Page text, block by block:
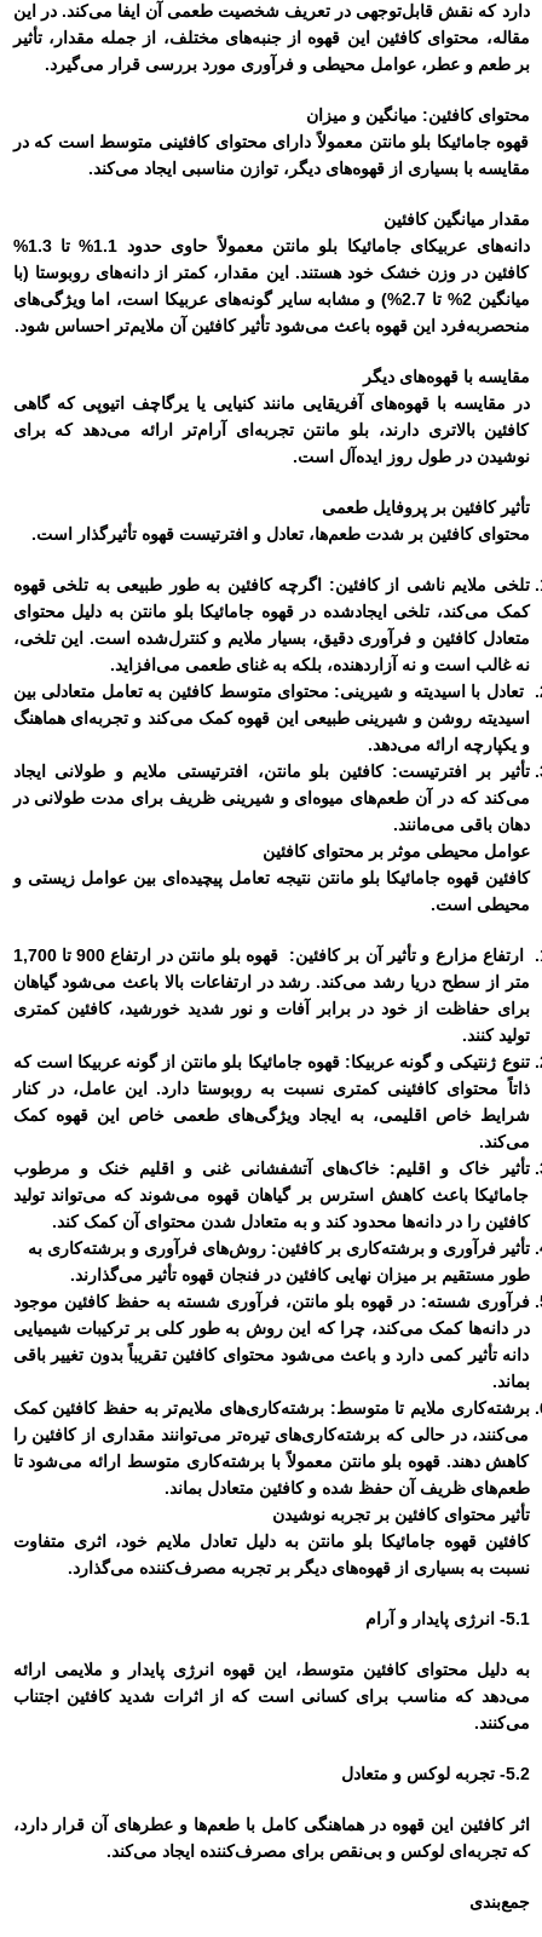
دارد که نقش قابل‌توجهی در تعریف شخصیت طعمی آن ایفا می‌کند. در این
مقاله، محتوای کافئین این قهوه از جنبه‌های مختلف، از جمله مقدار، تأثیر
بر طعم و عطر، عوامل محیطی و فرآوری مورد بررسی قرار می‌گیرد.
محتوای کافئین: میانگین و میزان
قهوه جامائیکا بلو مانتن معمولاً دارای محتوای کافئینی متوسط است که در
مقایسه با بسیاری از قهوه‌های دیگر، توازن مناسبی ایجاد می‌کند.
مقدار میانگین کافئین
دانه‌های عربیکای جامائیکا بلو مانتن معمولاً حاوی حدود 1.1% تا 1.3%
کافئین در وزن خشک خود هستند. این مقدار، کمتر از دانه‌های روبوستا (با
میانگین 2% تا 2.7%) و مشابه سایر گونه‌های عربیکا است، اما ویژگی‌های
منحصر‌به‌فرد این قهوه باعث می‌شود تأثیر کافئین آن ملایم‌تر احساس شود.
مقایسه با قهوه‌های دیگر
در مقایسه با قهوه‌های آفریقایی مانند کنیایی یا یرگاچف اتیوپی که گاهی
کافئین بالاتری دارند، بلو مانتن تجربه‌ای آرام‌تر ارائه می‌دهد که برای
نوشیدن در طول روز ایده‌آل است.
تأثیر کافئین بر پروفایل طعمی
محتوای کافئین بر شدت طعم‌ها، تعادل و افترتیست قهوه تأثیرگذار است.
تلخی ملایم ناشی از کافئین:
اگرچه کافئین به طور طبیعی به تلخی قهوه
کمک می‌کند، تلخی ایجاد‌شده در قهوه جامائیکا بلو مانتن به دلیل محتوای
متعادل کافئین و فرآوری دقیق، بسیار ملایم و کنترل‌شده است. این تلخی،
نه غالب است و نه آزاردهنده، بلکه به غنای طعمی می‌افزاید.
تعادل با اسیدیته و شیرینی: محتوای متوسط کافئین به تعامل متعادلی بین
اسیدیته روشن و شیرینی طبیعی این قهوه کمک می‌کند و تجربه‌ای هماهنگ
و یکپارچه ارائه می‌دهد.
تأثیر بر افترتیست: کافئین بلو مانتن، افترتیستی ملایم و طولانی ایجاد
می‌کند که در آن طعم‌های میوه‌ای و شیرینی ظریف برای مدت طولانی در
دهان باقی می‌مانند.
عوامل محیطی موثر بر محتوای کافئین
کافئین قهوه جامائیکا بلو مانتن نتیجه تعامل پیچیده‌ای بین عوامل زیستی و
محیطی است.
ارتفاع مزارع و تأثیر آن بر کافئین:
قهوه بلو مانتن در ارتفاع 900 تا 1,700
متر از سطح دریا رشد می‌کند. رشد در ارتفاعات بالا باعث می‌شود گیاهان
برای حفاظت از خود در برابر آفات و نور شدید خورشید، کافئین کمتری
تولید کنند.
تنوع ژنتیکی و گونه عربیکا: قهوه جامائیکا بلو مانتن از گونه عربیکا است که
ذاتاً محتوای کافئینی کمتری نسبت به روبوستا دارد. این عامل، در کنار
شرایط خاص اقلیمی، به ایجاد ویژگی‌های طعمی خاص این قهوه کمک
می‌کند.
تأثیر خاک و اقلیم: خاک‌های آتشفشانی غنی و اقلیم خنک و مرطوب
جامائیکا باعث کاهش استرس بر گیاهان قهوه می‌شوند که می‌تواند تولید
کافئین را در دانه‌ها محدود کند و به متعادل شدن محتوای آن کمک کند.
تأثیر فرآوری و برشته‌کاری بر کافئین: روش‌های فرآوری و برشته‌کاری به
طور مستقیم بر میزان نهایی کافئین در فنجان قهوه تأثیر می‌گذارند.
فرآوری شسته: در قهوه بلو مانتن، فرآوری شسته به حفظ کافئین موجود
در دانه‌ها کمک می‌کند، چرا که این روش به طور کلی بر ترکیبات شیمیایی
دانه تأثیر کمی دارد و باعث می‌شود محتوای کافئین تقریباً بدون تغییر باقی
بماند.
برشته‌کاری ملایم تا متوسط: برشته‌کاری‌های ملایم‌تر به حفظ کافئین کمک
می‌کنند، در حالی که برشته‌کاری‌های تیره‌تر می‌توانند مقداری از کافئین را
کاهش دهند. قهوه بلو مانتن معمولاً با برشته‌کاری متوسط ارائه می‌شود تا
طعم‌های ظریف آن حفظ شده و کافئین متعادل بماند.
تأثیر محتوای کافئین بر تجربه نوشیدن
کافئین قهوه جامائیکا بلو مانتن به دلیل تعادل ملایم خود، اثری متفاوت
نسبت به بسیاری از قهوه‌های دیگر بر تجربه مصرف‌کننده می‌گذارد.
5.1- انرژی پایدار و آرام
به دلیل محتوای کافئین متوسط، این قهوه انرژی پایدار و ملایمی ارائه
می‌دهد که مناسب برای کسانی است که از اثرات شدید کافئین اجتناب
می‌کنند.
5.2- تجربه لوکس و متعادل
اثر کافئین این قهوه در هماهنگی کامل با طعم‌ها و عطرهای آن قرار دارد،
که تجربه‌ای لوکس و بی‌نقص برای مصرف‌کننده ایجاد می‌کند.
جمع‌بندی